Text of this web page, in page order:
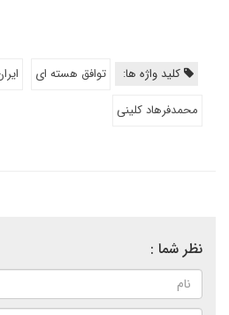
کلید واژه ها: توافق هسته ای
محمدفرهاد کلینی
نظر شما :